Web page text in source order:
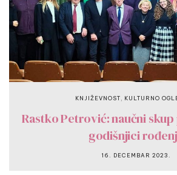
KNJIŽEVNOST KULTURNO
Rastko Petrović: naučni skup
godišnjici
16. DECEMBAR 2023.